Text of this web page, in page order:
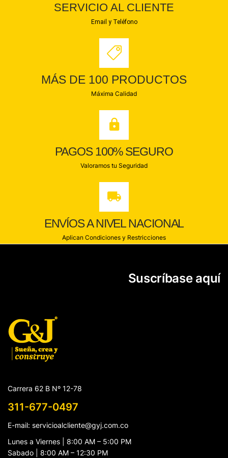
SERVICIO AL CLIENTE
Email y Teléfono
MÁS DE 100 PRODUCTOS
Máxima Calidad
PAGOS 100% SEGURO
Valoramos tu Seguridad
ENVÍOS A NIVEL NACIONAL
Aplican Condiciones y Restricciones
Suscríbase aquí
Carrera 62 B Nº 12-78
311-677-0497
E-mail: servicioalcliente@gyj.com.co
Lunes a Viernes | 8:00 AM – 5:00 PM
Sabado | 8:00 AM – 12:30 PM